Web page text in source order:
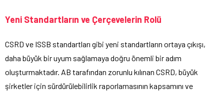
Yeni Standartların ve Çerçevelerin Rolü
CSRD ve ISSB standartları gibi yeni standartların ortaya çıkışı,
daha büyük bir uyum sağlamaya doğru önemli bir adım
oluşturmaktadır. AB tarafından zorunlu kılınan CSRD, büyük
şirketler için sürdürülebilirlik raporlamasının kapsamını ve